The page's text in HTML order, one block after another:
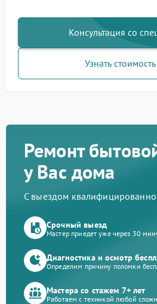
Консультация со
Узнать
Ремонт
у Вас дома
С выездом
Срочный выезд
Мастер приедет уже через 30
Диагностика и осмотр
Определим причину поломки
Мастера со стажем 7+ лет
Работаем с техникой любой